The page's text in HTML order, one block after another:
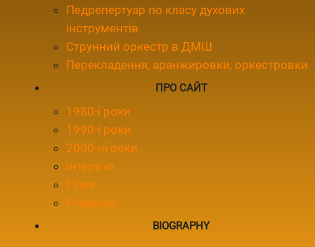
Педрепертуар по класу духових
інструментів
Струнний оркестр в ДМШ
Перекладення, аранжировки, оркестровки
ПРО САЙТ
1980-і роки
1990-і роки
2000-ні роки
Інтерв'ю
Гілея
Річеркар
BIOGRAPHY